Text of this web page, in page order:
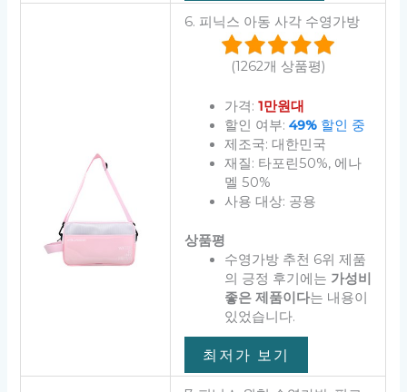
6. 피닉스 아동 사각 수영가방
(1262개 상품평)
가격: 1만원대
할인 여부: 49%할인 중
제조국: 대한민국
재질: 타포린50%, 에나
멜 50%
사용 대상: 공용
상품평
수영가방 추천 6위 제품
의 긍정 후기에는 가성비
좋은 제품이다는 내용이
있었습니다.
최저가 보기